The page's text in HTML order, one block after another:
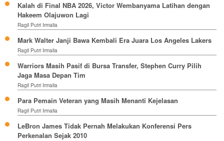
Kalah di Final NBA 2026, Victor Wembanyama Latihan dengan
Hakeem Olajuwon Lagi
Ragil Putri Irmalia
Mark Walter Janji Bawa Kembali Era Juara Los Angeles Lakers
Ragil Putri Irmalia
Warriors Masih Pasif di Bursa Transfer, Stephen Curry Pilih
Jaga Masa Depan Tim
Ragil Putri Irmalia
Para Pemain Veteran yang Masih Menanti Kejelasan
Ragil Putri Irmalia
LeBron James Tidak Pernah Melakukan Konferensi Pers
Perkenalan Sejak 2010